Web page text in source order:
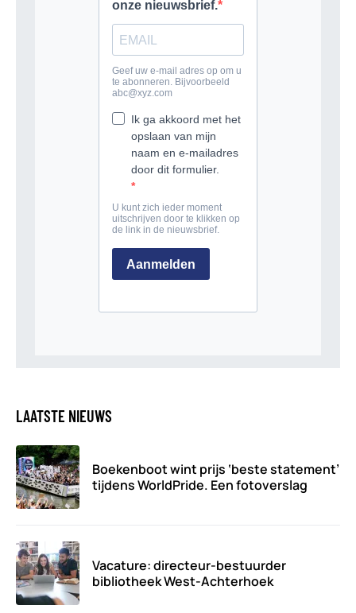
LAATSTE NIEUWS
Boekenboot wint prijs ‘beste statement’
tijdens WorldPride. Een fotoverslag
Vacature: directeur-bestuurder
bibliotheek West-Achterhoek